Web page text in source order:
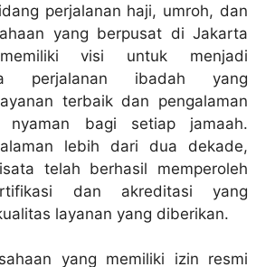
perjalanan haji, umroh, dan
yang berpusat di Jakarta
visi untuk menjadi
perjalanan ibadah yang
terbaik dan pengalaman
nyaman bagi setiap jamaah.
lebih dari dua dekade,
telah berhasil memperoleh
dan akreditasi yang
layanan yang diberikan.
yang memiliki izin resmi